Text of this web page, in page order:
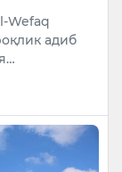
Wefaq
адиб